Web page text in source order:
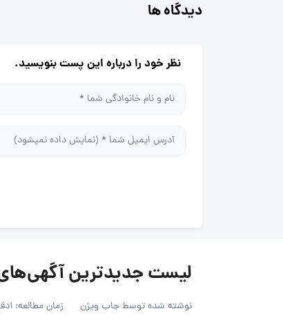
دیدگاه ها
نظر خود را درباره این پست بنویسید.
لیست جدیدترین آگهی‌های
نوشته شده توسطجاب ویژن زمان مطالعه: 1دقیقه